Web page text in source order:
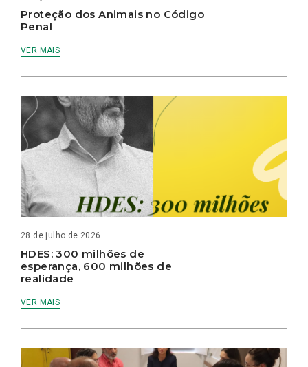
Proteção dos Animais no Código
Penal
VER MAIS
28 de julho de 2026
HDES: 300 milhões de
esperança, 600 milhões de
realidade
VER MAIS